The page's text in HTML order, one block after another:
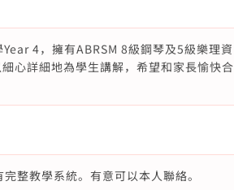
4，擁有ABRSM 8級鋼琴及5級樂理資
心詳細地為學生講解，希望和家長愉快合
整教學系統。有意可以本人聯絡。